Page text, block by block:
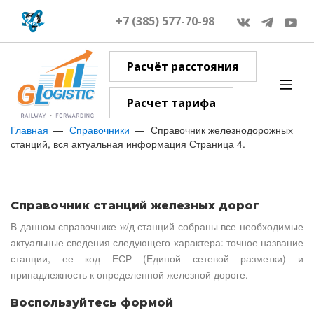
+7 (385) 577-70-98
Расчёт расстояния
Расчет тарифа
Главная Справочники
Справочник железнодорожных
станций, вся актуальная информация Страница 4.
Справочник станций железных дорог
В данном справочнике ж/д станций собраны все необходимые
актуальные сведения следующего характера: точное название
станции, ее код ЕСР (Единой сетевой разметки) и
принадлежность к определенной железной дороге.
Воспользуйтесь формой